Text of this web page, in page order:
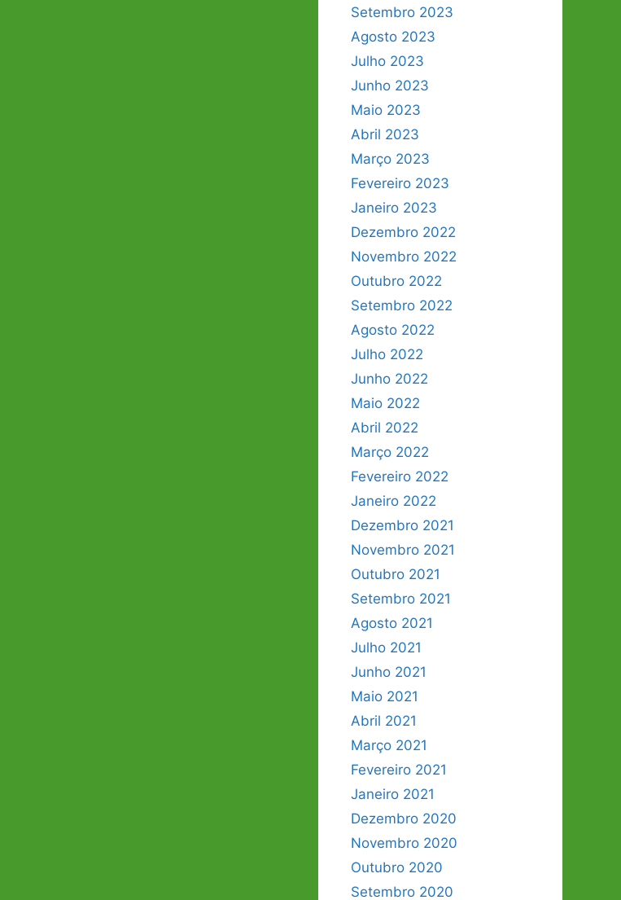
Setembro 2023
Agosto 2023
Julho 2023
Junho 2023
Maio 2023
Abril 2023
Março 2023
Fevereiro 2023
Janeiro 2023
Dezembro 2022
Novembro 2022
Outubro 2022
Setembro 2022
Agosto 2022
Julho 2022
Junho 2022
Maio 2022
Abril 2022
Março 2022
Fevereiro 2022
Janeiro 2022
Dezembro 2021
Novembro 2021
Outubro 2021
Setembro 2021
Agosto 2021
Julho 2021
Junho 2021
Maio 2021
Abril 2021
Março 2021
Fevereiro 2021
Janeiro 2021
Dezembro 2020
Novembro 2020
Outubro 2020
Setembro 2020